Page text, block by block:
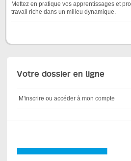
Mettez en pratique vos apprentissages et
travail riche dans un milieu dynamique.
Votre dossier en ligne
M'inscrire ou accéder à mon compte